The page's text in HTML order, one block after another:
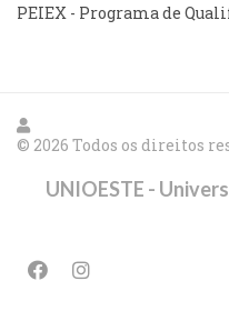
PEIEX - Programa de
© 2026 Todos os direitos
UNIOESTE -